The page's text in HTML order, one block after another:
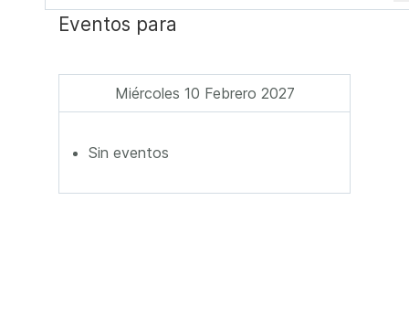
Eventos para
Miércoles 10 Febrero 2027
Sin eventos